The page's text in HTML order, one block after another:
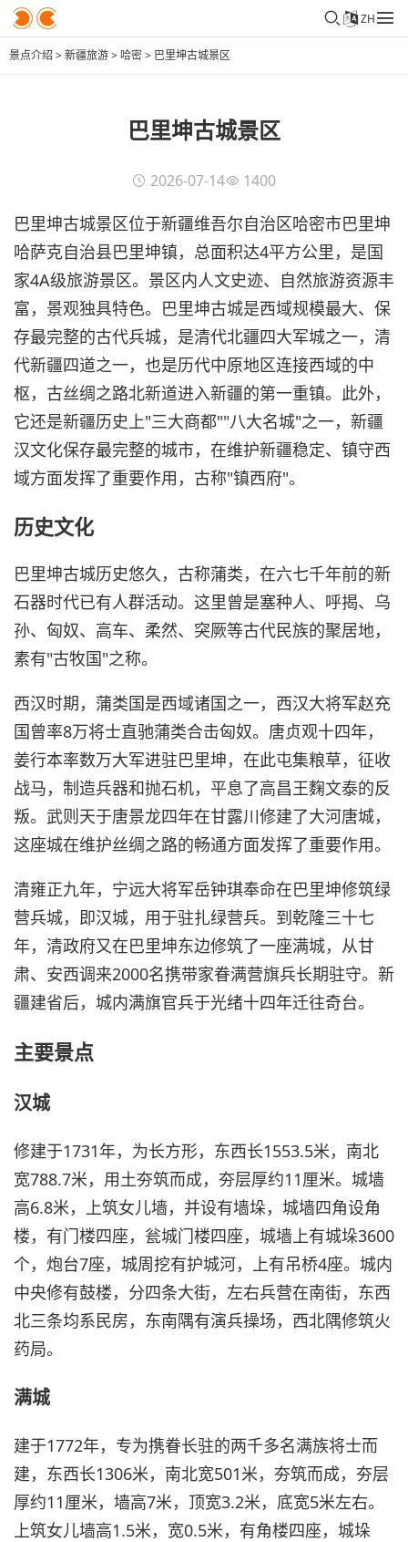
ZH
景点介绍 >新疆旅游>哈密> 巴里坤古城景区
巴里坤古城景区
2026-07-14 1400
巴里坤古城景区位于新疆维吾尔自治区哈密市巴里坤
哈萨克自治县巴里坤镇，总面积达4平方公里，是国
家4A级旅游景区。景区内人文史迹、自然旅游资源丰
富，景观独具特色。巴里坤古城是西域规模最大、保
存最完整的古代兵城，是清代北疆四大军城之一，清
代新疆四道之一，也是历代中原地区连接西域的中
枢，古丝绸之路北新道进入新疆的第一重镇。此外，
它还是新疆历史上"三大商都""八大名城"之一，新疆
汉文化保存最完整的城市，在维护新疆稳定、镇守西
域方面发挥了重要作用，古称"镇西府"。
历史文化
巴里坤古城历史悠久，古称蒲类，在六七千年前的新
石器时代已有人群活动。这里曾是塞种人、呼揭、乌
孙、匈奴、高车、柔然、突厥等古代民族的聚居地，
素有"古牧国"之称。
西汉时期，蒲类国是西域诸国之一，西汉大将军赵充
国曾率8万将士直驰蒲类合击匈奴。唐贞观十四年，
姜行本率数万大军进驻巴里坤，在此屯集粮草，征收
战马，制造兵器和抛石机，平息了高昌王麴文泰的反
叛。武则天于唐景龙四年在甘露川修建了大河唐城，
这座城在维护丝绸之路的畅通方面发挥了重要作用。
清雍正九年，宁远大将军岳钟琪奉命在巴里坤修筑绿
营兵城，即汉城，用于驻扎绿营兵。到乾隆三十七
年，清政府又在巴里坤东边修筑了一座满城，从甘
肃、安西调来2000名携带家眷满营旗兵长期驻守。新
疆建省后，城内满旗官兵于光绪十四年迁往奇台。
主要景点
汉城
修建于1731年，为长方形，东西长1553.5米，南北
宽788.7米，用土夯筑而成，夯层厚约11厘米。城墙
高6.8米，上筑女儿墙，并设有墙垛，城墙四角设角
楼，有门楼四座，瓮城门楼四座，城墙上有城垛3600
个，炮台7座，城周挖有护城河，上有吊桥4座。城内
中央修有鼓楼，分四条大街，左右兵营在南街，东西
北三条均系民房，东南隅有演兵操场，西北隅修筑火
药局。
满城
建于1772年，专为携眷长驻的两千多名满族将士而
建，东西长1306米，南北宽501米，夯筑而成，夯层
厚约11厘米，墙高7米，顶宽3.2米，底宽5米左右。
上筑女儿墙高1.5米，宽0.5米，有角楼四座，城垛